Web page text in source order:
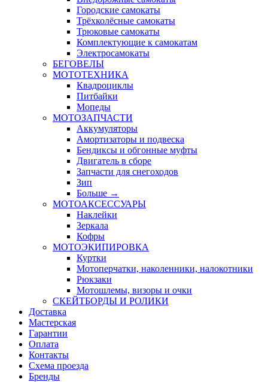
Городские самокаты
Трёхколёсные самокаты
Трюковые самокаты
Комплектующие к самокатам
Электросамокаты
БЕГОВЕЛЫ
МОТОТЕХНИКА
Квадроциклы
Питбайки
Мопеды
МОТОЗАПЧАСТИ
Аккумуляторы
Амортизаторы и подвеска
Бендиксы и обгонные муфты
Двигатель в сборе
Запчасти для снегоходов
Зип
Больше →
МОТОАКСЕССУАРЫ
Наклейки
Зеркала
Кофры
МОТОЭКИПИРОВКА
Куртки
Мотоперчатки, наколенники, налокотники
Рюкзаки
Мотошлемы, визоры и очки
СКЕЙТБОРДЫ И РОЛИКИ
Доставка
Мастерская
Гарантии
Оплата
Контакты
Схема проезда
Бренды